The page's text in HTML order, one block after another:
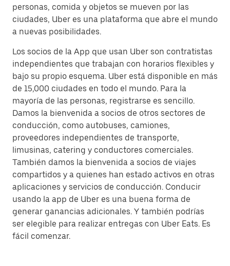
personas, comida y objetos se mueven por las
ciudades, Uber es una plataforma que abre el mundo
a nuevas posibilidades.
Los socios de la App que usan Uber son contratistas
independientes que trabajan con horarios flexibles y
bajo su propio esquema. Uber está disponible en más
de 15,000 ciudades en todo el mundo. Para la
mayoría de las personas, registrarse es sencillo.
Damos la bienvenida a socios de otros sectores de
conducción, como autobuses, camiones,
proveedores independientes de transporte,
limusinas, catering y conductores comerciales.
También damos la bienvenida a socios de viajes
compartidos y a quienes han estado activos en otras
aplicaciones y servicios de conducción. Conducir
usando la app de Uber es una buena forma de
generar ganancias adicionales. Y también podrías
ser elegible para realizar entregas con Uber Eats. Es
fácil comenzar.